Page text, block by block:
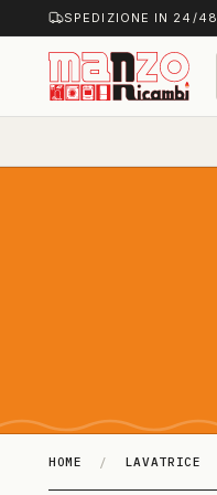
SPEDIZIONE IN 24/
HOME / LAVATRICE